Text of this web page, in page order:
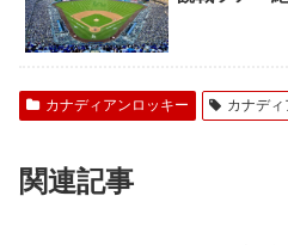
カナディアンロッキー カナデ
関連記事